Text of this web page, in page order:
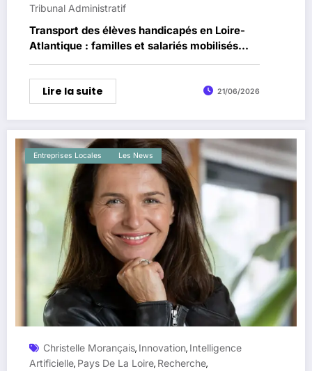
Tribunal Administratif
Transport des élèves handicapés en Loire-
Atlantique : familles et salariés mobilisés
autour de Titi Floris
Lire la suite 21/06/2026
Entreprises Locales Les News
Christelle Morançais, Innovation, Intelligence
Artificielle, Pays De La Loire, Recherche,